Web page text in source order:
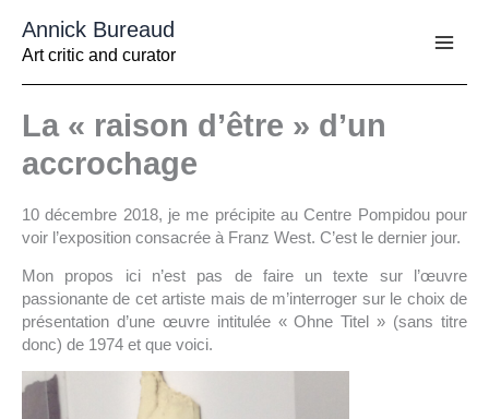
contenu
Annick Bureaud
Art critic and curator
La « raison d’être » d’un
accrochage
10 décembre 2018, je me précipite au Centre Pompidou pour
voir l’exposition consacrée à Franz West. C’est le dernier jour.
Mon propos ici n’est pas de faire un texte sur l’œuvre
passionante de cet artiste mais de m’interroger sur le choix de
présentation d’une œuvre intitulée « Ohne Titel » (sans titre
donc) de 1974 et que voici.